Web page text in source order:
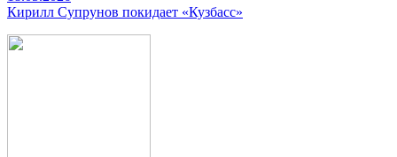
Кирилл Супрунов покидает «Кузбасс»